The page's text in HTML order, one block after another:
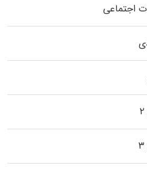
اجتماعی